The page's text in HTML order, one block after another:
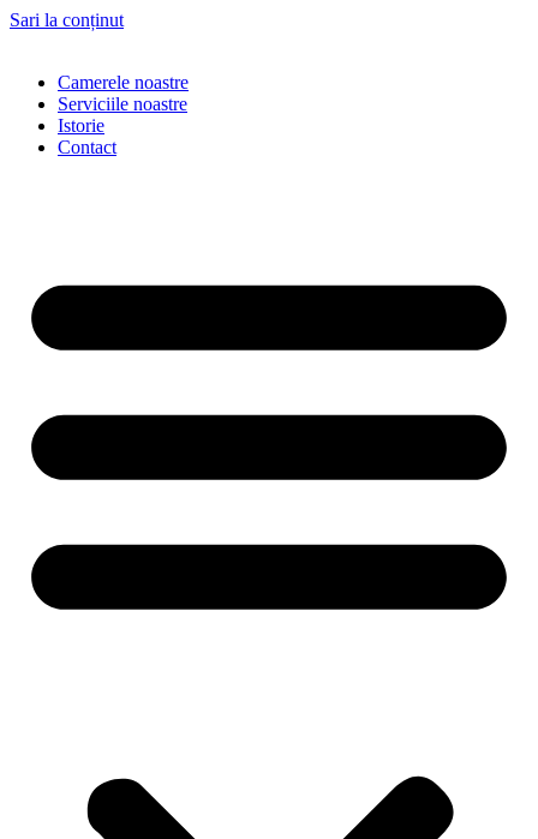
Sari la conținut
Camerele noastre
Serviciile noastre
Istorie
Contact